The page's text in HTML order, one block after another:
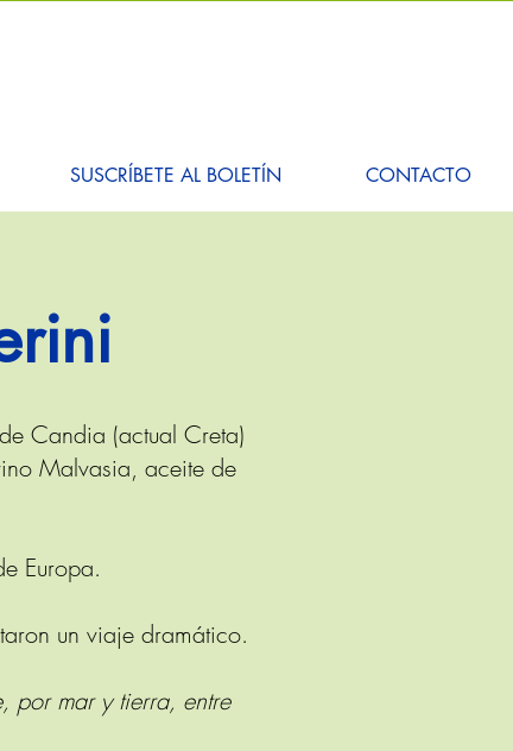
SUSCRÍBETE AL BOLETÍN CONTACTO
Candia (actual Creta)
Malvasia, aceite de
Europa.
un viaje dramático.
por mar y tierra, entre